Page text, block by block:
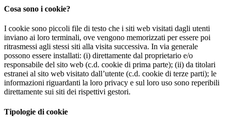
Cosa sono i cookie?
I cookie sono piccoli file di testo che i siti web visitati dagli utenti
inviano ai loro terminali, ove vengono memorizzati per essere poi
ritrasmessi agli stessi siti alla visita successiva. In via generale
possono essere installati: (i) direttamente dal proprietario e/o
responsabile del sito web (c.d. cookie di prima parte); (ii) da titolari
estranei al sito web visitato dall’utente (c.d. cookie di terze parti); le
informazioni riguardanti la loro privacy e sul loro uso sono reperibili
direttamente sui siti dei rispettivi gestori.
Tipologie di cookie